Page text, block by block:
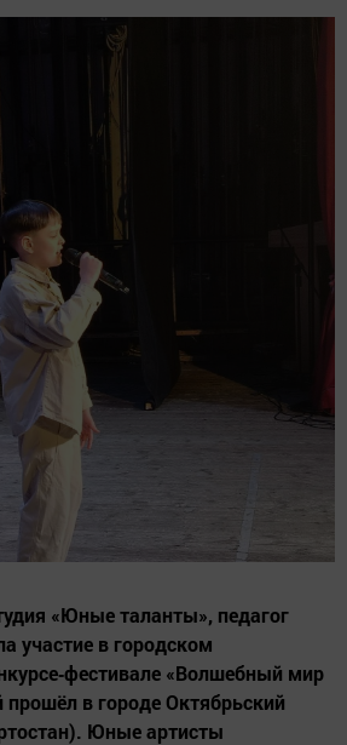
«Юные таланты», педагог
участие в городском
«Волшебный мир
в городе Октябрьский
Юные артисты